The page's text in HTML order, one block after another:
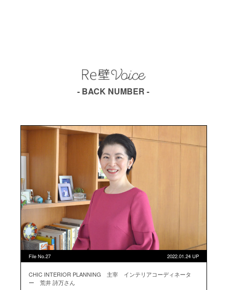
- BACK NUMBER -
File No.27 2022.01.24 UP
CHIC INTERIOR PLANNING 主宰 インテリアコーディネータ
ー 荒井 詩万さん